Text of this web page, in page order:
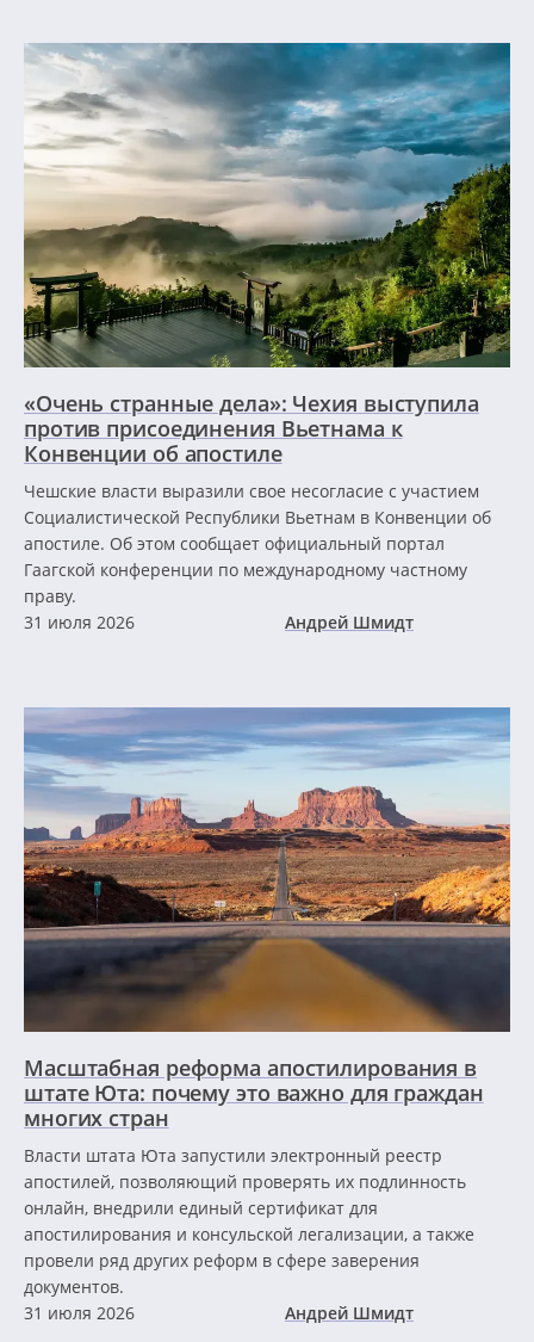
«Очень странные дела»: Чехия выступила
против присоединения Вьетнама к
Конвенции об апостиле
Чешские власти выразили свое несогласие с участием
Социалистической Республики Вьетнам в Конвенции об
апостиле. Об этом сообщает официальный портал
Гаагской конференции по международному частному
праву.
31 июля 2026
Андрей Шмидт
Масштабная реформа апостилирования в
штате Юта: почему это важно для граждан
многих стран
Власти штата Юта запустили электронный реестр
апостилей, позволяющий проверять их подлинность
онлайн, внедрили единый сертификат для
апостилирования и консульской легализации, а также
провели ряд других реформ в сфере заверения
документов.
31 июля 2026
Андрей Шмидт